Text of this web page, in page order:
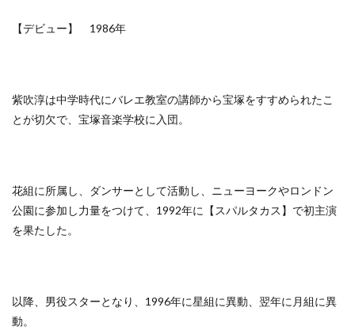
【デビュー】 1986年
紫吹淳は中学時代にバレエ教室の講師から宝塚をすすめられたこ
とが切欠で、宝塚音楽学校に入団。
花組に所属し、ダンサーとして活動し、ニューヨークやロンドン
公園に参加し力量をつけて、1992年に【スパルタカス】で初主演
を果たした。
以降、男役スターとなり、1996年に星組に異動、翌年に月組に異
動。